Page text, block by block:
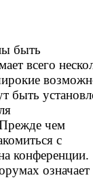
быть
всего
быть
Прежде чем
с
конференции.
означает